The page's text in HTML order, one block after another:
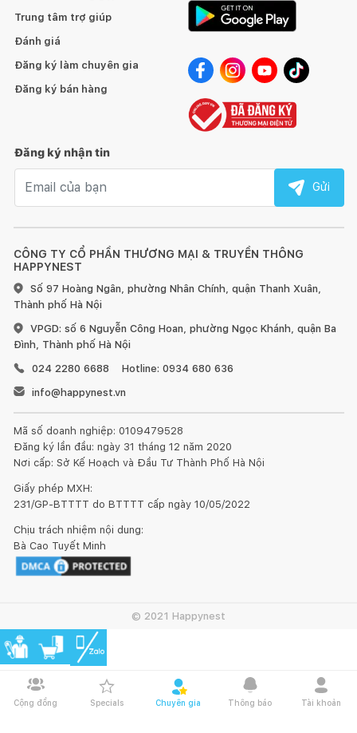
Cộng đồng Specials Chuyên gia Thông báo Tài khoản
CÔNG TY CỔ PHẦN THƯƠNG MẠI & TRUYỀN THÔNG
HAPPYNEST
Số 97 Hoàng Ngân, phường Nhân Chính, quận Thanh Xuân,
Thành phố Hà Nội
VPGD: số 6 Nguyễn Công Hoan, phường Ngọc Khánh, quận Ba
Đình, Thành phố Hà Nội
024 2280 6688
Hotline: 0934 680 636
info@happynest.vn
Mã số doanh nghiệp: 0109479528
Đăng ký lần đầu: ngày 31 tháng 12 năm 2020
Nơi cấp: Sở Kế Hoạch và Đầu Tư Thành Phố Hà Nội
Giấy phép MXH:
231/GP-BTTTT do BTTTT cấp ngày 10/05/2022
Chịu trách nhiệm nội dung:
Bà Cao Tuyết Minh
Trung tâm trợ giúp
Đánh giá
Đăng ký làm chuyên gia
Đăng ký bán hàng
Đăng ký nhận tin
Gửi
© 2021 Happynest